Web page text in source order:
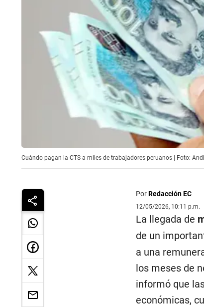
Cuándo pagan la CTS a miles de trabajadores peruanos | Foto:
PorRedacción EC
12/05/2026, 10:11 p.m.
La llegada de
de un
a una
los meses de
informó que
económicas,